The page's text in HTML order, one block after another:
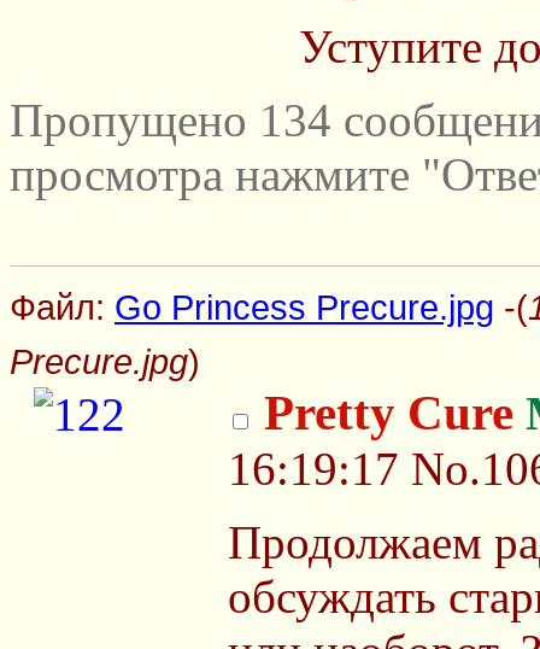
Уступите
Пропущено 134
просмотра нажмите
Файл: Go Princess Precure.jpg -(
Precure.jpg)
Pretty Cure
16:19:17
Продолжаем
обсуждать